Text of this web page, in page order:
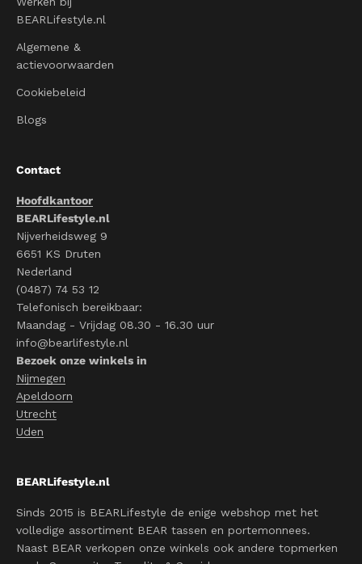
BEARLifestyle.nl
Algemene &
actievoorwaarden
Cookiebeleid
Blogs
Contact
Hoofdkantoor
BEARLifestyle.nl
Nijverheidsweg 9
6651 KS Druten
Nederland
(0487) 74 53 12
Telefonisch bereikbaar:
Maandag - Vrijdag 08.30 - 16.30 uur
info@bearlifestyle.nl
Bezoek onze winkels in
Nijmegen
Apeldoorn
Utrecht
Uden
BEARLifestyle.nl
Sinds 2015 is BEARLifestyle de enige webshop met het
volledige assortiment BEAR tassen en portemonnees.
Naast BEAR verkopen onze winkels ook andere topmerken